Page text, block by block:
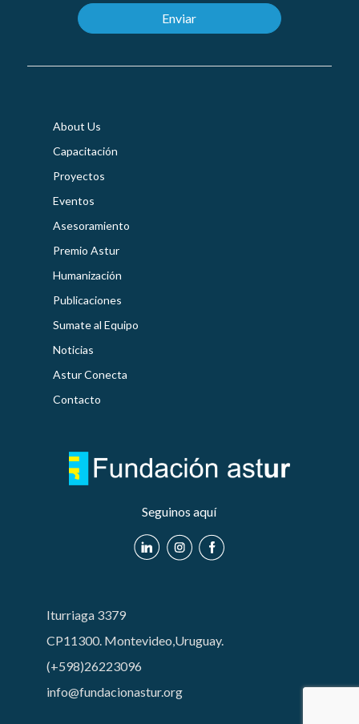
About Us
Capacitación
Proyectos
Eventos
Asesoramiento
Premio Astur
Humanización
Publicaciones
Sumate al Equipo
Noticias
Astur Conecta
Contacto
Seguinos aquí
Iturriaga 3379
CP11300. Montevideo,Uruguay.
(+598)26223096
info@fundacionastur.org